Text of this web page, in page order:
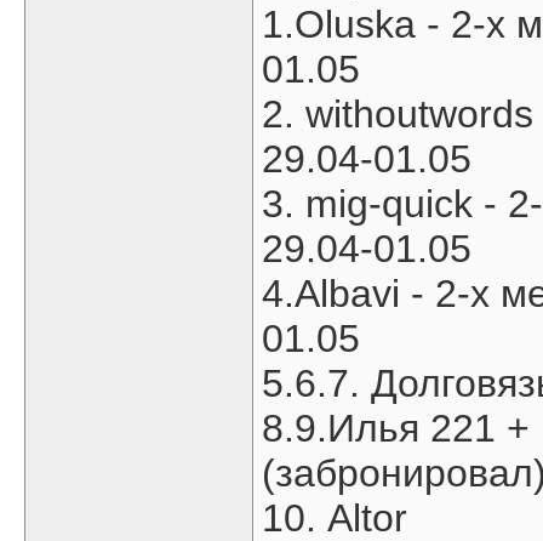
1.Oluska - 2-х
01.05
2.
29.04-01.05
3. mig-quick -
29.04-01.05
4.Albavi - 2-х
01.05
5.6.7.
8.9.Илья 221 +
10. Altor